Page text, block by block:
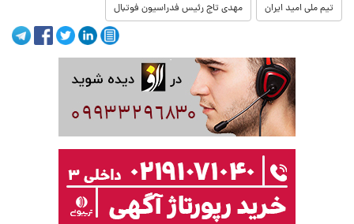
تیم ملی امید ایران مهدی تاج رئیس فدراسیون فوتبال